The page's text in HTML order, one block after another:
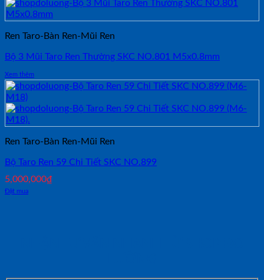
Ren Taro-Bàn Ren-Mũi Ren
Bộ 3 Mũi Taro Ren Thường SKC NO.801 M5x0.8mm
Xem thêm
Ren Taro-Bàn Ren-Mũi Ren
Bộ Taro Ren 59 Chi Tiết SKC NO.899
5,000,000₫
Đặt mua